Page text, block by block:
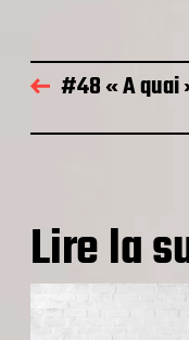
#48 « A quai
Lire la